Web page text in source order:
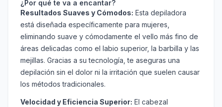
¿Por qué te va a encantar?
Resultados Suaves y Cómodos: Esta depiladora
está diseñada específicamente para mujeres,
eliminando suave y cómodamente el vello más fino de
áreas delicadas como el labio superior, la barbilla y las
mejillas. Gracias a su tecnología, te aseguras una
depilación sin el dolor ni la irritación que suelen causar
los métodos tradicionales.
Velocidad y Eficiencia Superior: El cabezal